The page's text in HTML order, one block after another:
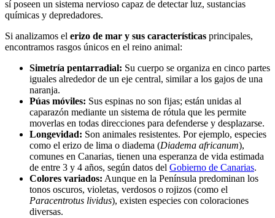
sí poseen un sistema nervioso capaz de detectar luz, sustancias
químicas y depredadores.
Si analizamos el erizo de mar y sus características principales,
encontramos rasgos únicos en el reino animal:
Simetría pentarradial: Su cuerpo se organiza en cinco partes
iguales alrededor de un eje central, similar a los gajos de una
naranja.
Púas móviles: Sus espinas no son fijas; están unidas al
caparazón mediante un sistema de rótula que les permite
moverlas en todas direcciones para defenderse y desplazarse.
Longevidad: Son animales resistentes. Por ejemplo, especies
como el erizo de lima o diadema (Diadema africanum),
comunes en Canarias, tienen una esperanza de vida estimada
de entre 3 y 4 años, según datos del Gobierno de Canarias.
Colores variados: Aunque en la Península predominan los
tonos oscuros, violetas, verdosos o rojizos (como el
Paracentrotus lividus), existen especies con coloraciones
diversas.